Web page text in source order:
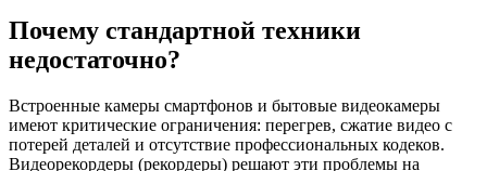
Почему стандартной техники
недостаточно?
Встроенные камеры смартфонов и бытовые видеокамеры
имеют критические ограничения: перегрев, сжатие видео с
потерей деталей и отсутствие профессиональных кодеков.
Видеорекордеры (рекордеры) решают эти проблемы на